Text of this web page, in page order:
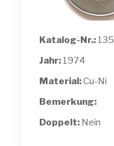
Katalog-Nr.: 135
Jahr: 1974
Material:Cu-Ni
Bemerkung:
Doppelt: Nein